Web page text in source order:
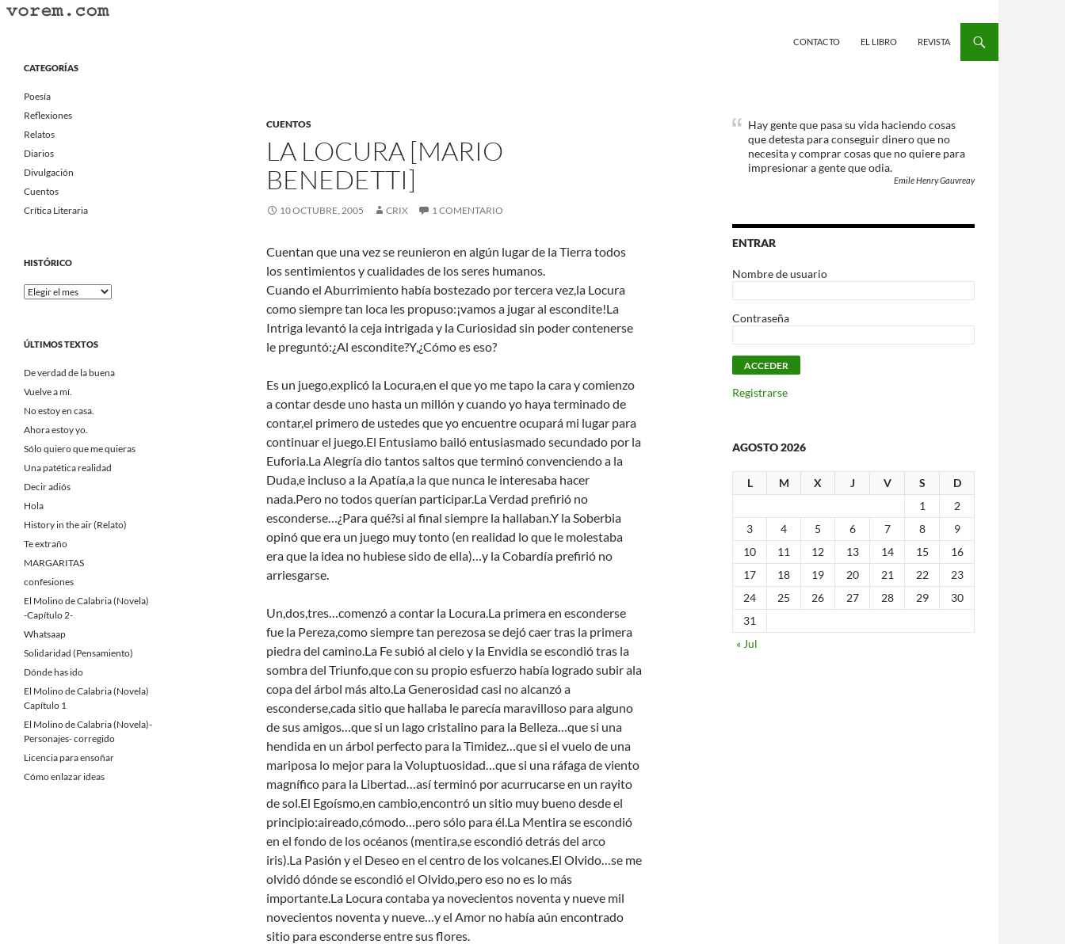
Saltar
CONTACTO EL LIBRO REVISTA
CUENTOS
LA LOCURA [MARIO
BENEDETTI]
10 OCTUBRE, 2005 CRIX 1 COMENTARIO
Cuentan que una vez se reunieron en algún lugar de la Tierra todos
los sentimientos y cualidades de los seres humanos.
Cuando el Aburrimiento había bostezado por tercera vez,la Locura
como siempre tan loca les propuso:¡vamos a jugar al escondite!La
Intriga levantó la ceja intrigada y la Curiosidad sin poder contenerse
le preguntó:¿Al escondite?Y,¿Cómo es eso?
Es un juego,explicó la Locura,en el que yo me tapo la cara y comienzo
a contar desde uno hasta un millón y cuando yo haya terminado de
contar,el primero de ustedes que yo encuentre ocupará mi lugar para
continuar el juego.El Entusiamo bailó entusiasmado secundado por la
Euforia.La Alegría dio tantos saltos que terminó convenciendo a la
Duda,e incluso a la Apatía,a la que nunca le interesaba hacer
nada.Pero no todos querían participar.La Verdad prefirió no
esconderse…¿Para qué?si al final siempre la hallaban.Y la Soberbia
opinó que era un juego muy tonto (en realidad lo que le molestaba
era que la idea no hubiese sido de ella)…y la Cobardía prefirió no
arriesgarse.
Un,dos,tres…comenzó a contar la Locura.La primera en esconderse
fue la Pereza,como siempre tan perezosa se dejó caer tras la primera
piedra del camino.La Fe subió al cielo y la Envidia se escondió tras la
sombra del Triunfo,que con su propio esfuerzo había logrado subir ala
copa del árbol más alto.La Generosidad casi no alcanzó a
esconderse,cada sitio que hallaba le parecía maravilloso para alguno
de sus amigos…que si un lago cristalino para la Belleza…que si una
hendida en un árbol perfecto para la Timidez…que si el vuelo de una
mariposa lo mejor para la Voluptuosidad…que si una ráfaga de viento
magnífico para la Libertad…así terminó por acurrucarse en un rayito
de sol.El Egoísmo,en cambio,encontró un sitio muy bueno desde el
principio:aireado,cómodo…pero sólo para él.La Mentira se escondió
en el fondo de los océanos (mentira,se escondió detrás del arco
iris).La Pasión y el Deseo en el centro de los volcanes.El Olvido…se me
olvidó dónde se escondió el Olvido,pero eso no es lo más
importante.La Locura contaba ya novecientos noventa y nueve mil
novecientos noventa y nueve…y el Amor no había aún encontrado
sitio para esconderse entre sus flores.
Hay gente que pasa su vida haciendo cosas
que detesta para conseguir dinero que no
necesita y comprar cosas que no quiere para
impresionar a gente que odia.
Emile Henry Gauvreay
ENTRAR
Nombre de usuario
Contraseña
Registrarse
AGOSTO 2026
L M X J V S
D
1
2
3
4 5 6 7 8
9
10
11 12 13 14 15
16
17
18 19 20 21 22
23
24
25 26 27 28 29
30
31
« Jul
Portal Literario Independiente
CATEGORÍAS
Poesía
Reflexiones
Relatos
Diarios
Divulgación
Cuentos
Crítica Literaria
HISTÓRICO
Histórico
ÚLTIMOS TEXTOS
De verdad de la buena
Vuelve a mí.
No estoy en casa.
Ahora estoy yo.
Sólo quiero que me quieras
Una patética realidad
Decir adiós
Hola
History in the air (Relato)
Te extraño
MARGARITAS
confesiones
El Molino de Calabria (Novela)
-Capítulo 2-
Whatsaap
Solidaridad (Pensamiento)
Dónde has ido
El Molino de Calabria (Novela)
Capítulo 1
El Molino de Calabria (Novela)-
Personajes- corregido
Licencia para ensoñar
Cómo enlazar ideas